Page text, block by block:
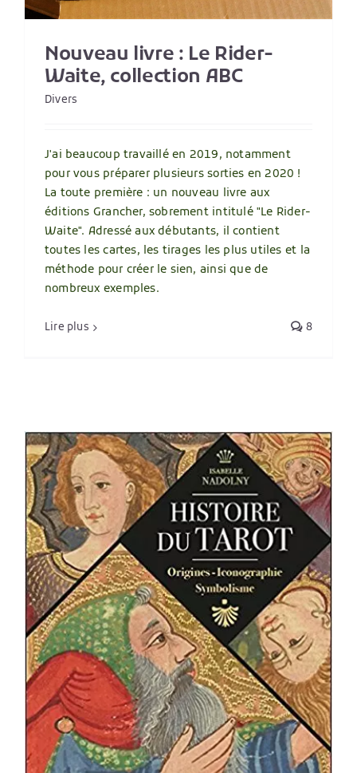
Nouveau livre : Le Rider-
Waite, collection ABC
Divers
J'ai beaucoup travaillé en 2019, notamment
pour vous préparer plusieurs sorties en 2020 !
La toute première : un nouveau livre aux
éditions Grancher, sobrement intitulé "Le Rider-
Waite". Adressé aux débutants, il contient
toutes les cartes, les tirages les plus utiles et la
méthode pour créer le sien, ainsi que de
nombreux exemples.
Lire plus 8